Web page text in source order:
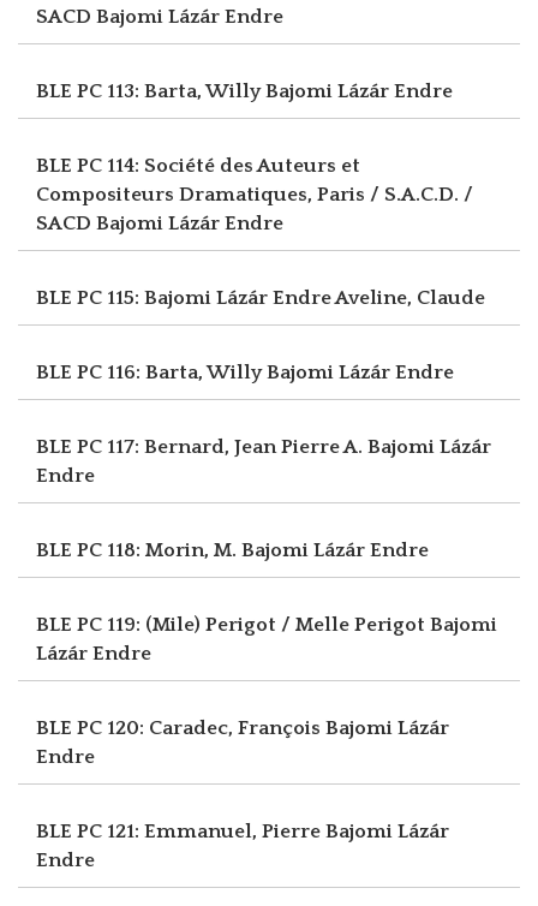
SACD Bajomi Lázár Endre
BLE PC 113: Barta, WillyBajomi Lázár Endre
BLE PC 114: Société des Auteurs et
Compositeurs Dramatiques, Paris / S.A.C.D. /
SACD Bajomi Lázár Endre
BLE PC 115: Bajomi Lázár EndreAveline, Claude
BLE PC 116: Barta, WillyBajomi Lázár Endre
BLE PC 117: Bernard, Jean Pierre A. Bajomi Lázár
Endre
BLE PC 118: Morin, M. Bajomi Lázár Endre
BLE PC 119: (Mile) Perigot / Melle Perigot Bajomi
Lázár Endre
BLE PC 120: Caradec, François Bajomi Lázár
Endre
BLE PC 121: Emmanuel, Pierre Bajomi Lázár
Endre